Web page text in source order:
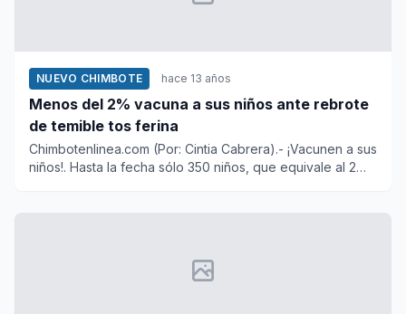
NUEVO CHIMBOTE hace 13 años
Menos del 2% vacuna a sus niños ante rebrote
de temible tos ferina
Chimbotenlinea.com (Por: Cintia Cabrera).- ¡Vacunen a sus
niños!. Hasta la fecha sólo 350 niños, que equivale al 2%